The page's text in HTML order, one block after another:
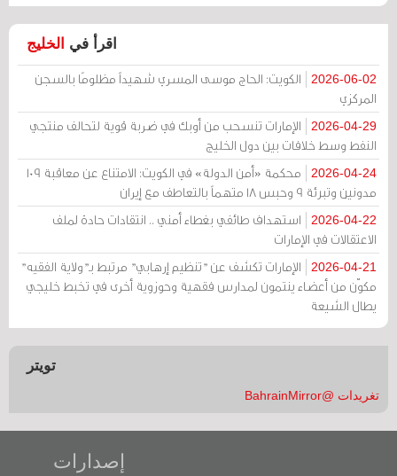
اقرأ في الخليج
2026-06-02
الكويت: الحاج موسى المسري شهيداً مظلومًا بالسجن
المركزي
2026-04-29
الإمارات تنسحب من أوبك في ضربة قوية لتحالف منتجي
النفط وسط خلافات بين دول الخليج
2026-04-24
محكمة «أمن الدولة» في الكويت: الامتناع عن معاقبة 109
مدونين وتبرئة 9 وحبس 18 متهماً بالتعاطف مع إيران
2026-04-22
استهداف طائفي بغطاء أمني .. انتقادات حادة لملف
الاعتقالات في الإمارات
2026-04-21
الإمارات تكشف عن "تنظيم إرهابي" مرتبط بـ"ولاية الفقيه"
مكوّن من أعضاء ينتمون لمدارس فقهية وحوزوية أخرى في تخبط خليجي
يطال الشيعة
تويتر
تغريدات @BahrainMirror
إصدارات